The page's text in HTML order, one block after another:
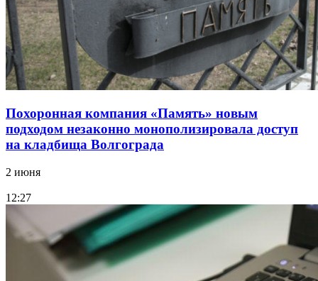
Похоронная компания «Память» новым
подходом незаконно монополизировала доступ
на кладбища Волгограда
2 июня
12:27